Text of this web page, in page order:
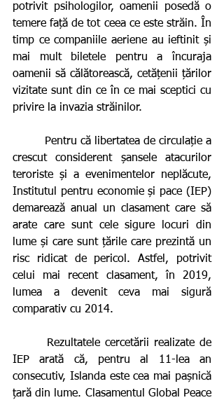
potrivit psihologilor, oamenii posedă o
temere față de tot ceea ce este străin. În
timp ce companiile aeriene au ieftinit și
mai mult biletele pentru a încuraja
oamenii să călătorească, cetățenii țărilor
vizitate sunt din ce în ce mai sceptici cu
privire la invazia străinilor.
crescut considerent șansele atacurilor
teroriste și a evenimentelor neplăcute,
Institutul pentru economie și pace (IEP)
demarează anual un clasament care să
arate care sunt cele sigure locuri din
lume și care sunt țările care prezintă un
risc ridicat de pericol. Astfel, potrivit
celui mai recent clasament, în 2019,
lumea a devenit ceva mai sigură
comparativ cu 2014.
IEP arată că, pentru al 11-lea an
consecutiv, Islanda este cea mai pașnică
țară din lume. Clasamentul Global Peace